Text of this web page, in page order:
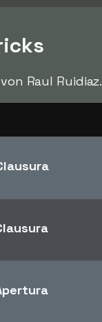
von Raul Ruidiaz.